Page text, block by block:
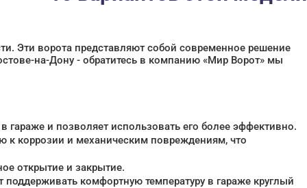
Эти ворота представляют собой современное решение
на-Дону - обратитесь в компанию «Мир Ворот» мы
гараже и позволяет использовать его более эффективно.
к коррозии и механическим повреждениям, что
открытие и закрытие.
комфортную температуру в гараже круглый